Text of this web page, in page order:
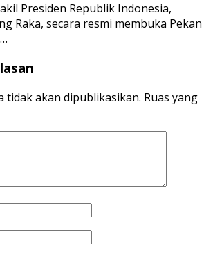
Presiden Republik Indonesia,
Raka, secara resmi membuka Pekan
tidak akan dipublikasikan. Ruas yang